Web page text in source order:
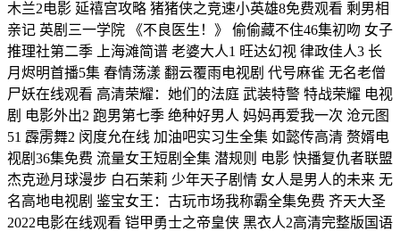
木兰2电影 延禧宫攻略 猪猪侠之竞速小英雄8免费观看 剩男相
亲记 英剧三一学院 《不良医生！》 偷偷藏不住46集初吻 女子
推理社第二季 上海滩简谱 老婆大人1 旺达幻视 律政佳人3 长
月烬明首播5集 春情荡漾 翻云覆雨电视剧 代号麻雀 无名老僧
尸妖在线观看 高清荣耀：她们的法庭 武装特警 特战荣耀 电视
剧 电影外出2 跑男第七季 绝种好男人 妈妈再爱我一次 沧元图
51 霹雳舞2 闵度允在线 加油吧实习生全集 如懿传高清 赘婿电
视剧36集免费 流量女王短剧全集 潜规则 电影 快播复仇者联盟
杰克逊月球漫步 白石茉莉 少年天子剧情 女人是男人的未来 无
名高地电视剧 鉴宝女王：古玩市场我称霸全集免费 齐天大圣
2022电影在线观看 铠甲勇士之帝皇侠 黑衣人2高清完整版国语